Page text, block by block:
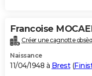
Francoise
Créer une cagnotte
Naissance
11/04/1948 à Brest(